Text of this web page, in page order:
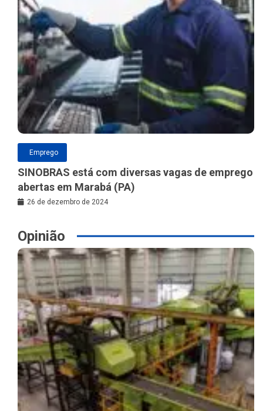
Emprego
SINOBRAS está com diversas vagas de emprego
abertas em Marabá (PA)
26 de dezembro de 2024
Opinião